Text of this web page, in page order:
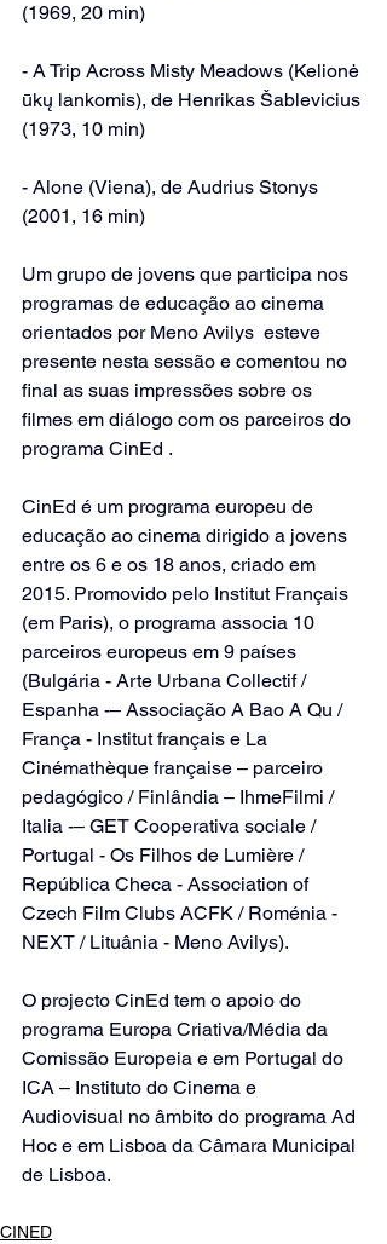
(1969, 20 min)
- A Trip Across Misty Meadows (Kelionė
ūkų lankomis), de Henrikas Šablevicius
(1973, 10 min)
- Alone (Viena), de Audrius Stonys
(2001, 16 min)
Um grupo de jovens que participa nos
programas de educação ao cinema
orientados por Meno Avilys  esteve
presente nesta sessão e comentou no
final as suas impressões sobre os
filmes em diálogo com os parceiros do
programa CinEd .
CinEd é um programa europeu de
educação ao cinema dirigido a jovens
entre os 6 e os 18 anos, criado em
2015. Promovido pelo Institut Français
(em Paris), o programa associa 10
parceiros europeus em 9 países
(Bulgária - Arte Urbana Collectif /
Espanha -– Associação A Bao A Qu /
França - Institut français e La
Cinémathèque française – parceiro
pedagógico / Finlândia – IhmeFilmi /
Italia -– GET Cooperativa sociale /
Portugal - Os Filhos de Lumière /
República Checa - Association of
Czech Film Clubs ACFK / Roménia -
NEXT / Lituânia - Meno Avilys).
O projecto CinEd tem o apoio do
programa Europa Criativa/Média da
Comissão Europeia e em Portugal do
ICA – Instituto do Cinema e
Audiovisual no âmbito do programa Ad
Hoc e em Lisboa da Câmara Municipal
de Lisboa.
CINED